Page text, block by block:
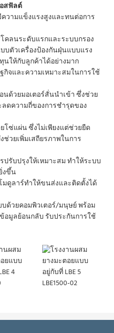
สฟัลต์
ความแข็งแรงสูงและทนต่อการ
คลนระดับแรกและระบบกรอง
บตัวเครื่องป้องกันฝุ่นแบบแรง
ให้กับลูกค้าได้อย่างมาก
กิจและความเหมาะสมในการใช้
นด้วยมอเตอร์สั่นนำเข้า ซึ่งช่วย
ดความถี่ของการชำรุดของ
ซ่แผ่น ซึ่งไม่เพียงแต่ช่วยยืด
ช่วยเพิ่มเสถียรภาพในการ
ปรับปรุงให้เหมาะสม ทำให้ระบบ
งขึ้น
มดูลาร์ทำให้ขนส่งและติดตั้งได้
ด้วยคอมพิวเตอร์/มนุษย์ พร้อม
มูลย้อนกลับ รับประกันการใช้
LBE1500-02